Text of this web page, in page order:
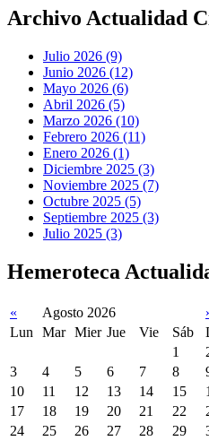
Archivo Actualidad
Julio 2026 (9)
Junio 2026 (12)
Mayo 2026 (6)
Abril 2026 (5)
Marzo 2026 (10)
Febrero 2026 (11)
Enero 2026 (1)
Diciembre 2025 (3)
Noviembre 2025 (7)
Octubre 2025 (5)
Septiembre 2025 (3)
Julio 2025 (3)
Hemeroteca
« Agosto 2026
Lun
Mar Mier Jue Vie Sáb
1
3
4 5 6 7 8
10
11 12 13 14 15
17
18 19 20 21 22
24
25 26 27 28 29